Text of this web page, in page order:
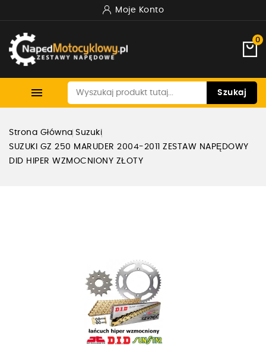
Moje Konto
0
 Szukaj
Strona Główna Suzuki
SUZUKI GZ 250 MARUDER 2004-2011 ZESTAW NAPĘDOWY
DID HIPER WZMOCNIONY ZŁOTY